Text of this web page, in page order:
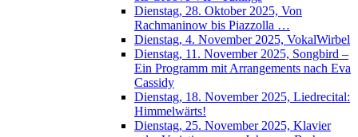
Dienstag, 28. Oktober 2025, Von
Rachmaninow bis Piazzolla …
Dienstag, 4. November 2025, VokalWirbel
Dienstag, 11. November 2025, Songbird –
Ein Programm mit Arrangements nach Eva
Cassidy
Dienstag, 18. November 2025, Liedrecital:
Himmelwärts!
Dienstag, 25. November 2025, Klavier